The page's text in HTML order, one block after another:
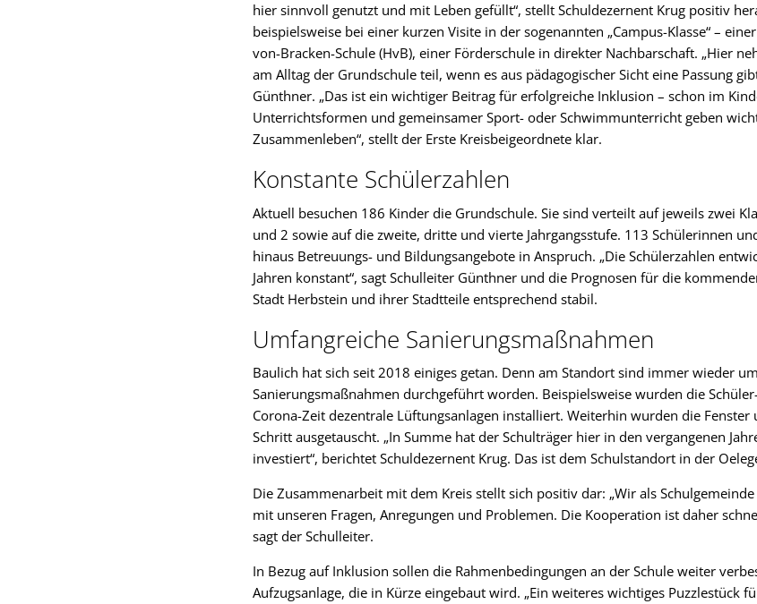
hier sinnvoll genutzt und mit Leben gefüllt“, stellt Schuldezernent Krug positiv
beispielsweise bei einer kurzen Visite in der sogenannten „Campus-Klasse“ –
von-Bracken-Schule (HvB), einer Förderschule in direkter Nachbarschaft. „Hier
am Alltag der Grundschule teil, wenn es aus pädagogischer Sicht eine Passung
Günthner. „Das ist ein wichtiger Beitrag für erfolgreiche Inklusion – schon im
Unterrichtsformen und gemeinsamer Sport- oder Schwimmunterricht geben
Zusammenleben“, stellt der Erste Kreisbeigeordnete klar.
Konstante Schülerzahlen
Aktuell besuchen 186 Kinder die Grundschule. Sie sind verteilt auf jeweils zwei
und 2 sowie auf die zweite, dritte und vierte Jahrgangsstufe. 113 Schülerinnen
hinaus Betreuungs- und Bildungsangebote in Anspruch. „Die Schülerzahlen
Jahren konstant“, sagt Schulleiter Günthner und die Prognosen für die
Stadt Herbstein und ihrer Stadtteile entsprechend stabil.
Umfangreiche Sanierungsmaßnahmen
Baulich hat sich seit 2018 einiges getan. Denn am Standort sind immer wieder
Sanierungsmaßnahmen durchgeführt worden. Beispielsweise wurden die
Corona-Zeit dezentrale Lüftungsanlagen installiert. Weiterhin wurden die
Schritt ausgetauscht. „In Summe hat der Schulträger hier in den vergangenen
investiert“, berichtet Schuldezernent Krug. Das ist dem Schulstandort in der
Die Zusammenarbeit mit dem Kreis stellt sich positiv dar: „Wir als
mit unseren Fragen, Anregungen und Problemen. Die Kooperation ist daher
sagt der Schulleiter.
In Bezug auf Inklusion sollen die Rahmenbedingungen an der Schule weiter
Aufzugsanlage, die in Kürze eingebaut wird. „Ein weiteres wichtiges Puzzlestück